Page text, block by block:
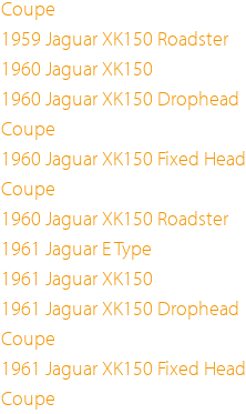
Coupe
1959 Jaguar XK150 Roadster
1960 Jaguar XK150
1960 Jaguar XK150 Drophead
Coupe
1960 Jaguar XK150 Fixed Head
Coupe
1960 Jaguar XK150 Roadster
1961 Jaguar E Type
1961 Jaguar XK150
1961 Jaguar XK150 Drophead
Coupe
1961 Jaguar XK150 Fixed Head
Coupe